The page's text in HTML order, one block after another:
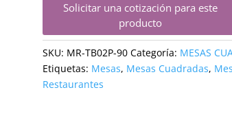
Solicitar una cotización para este
producto
SKU: MR-TB02P-90 Categoría: MESAS
Etiquetas: Mesas, Mesas Cuadradas,
Restaurantes